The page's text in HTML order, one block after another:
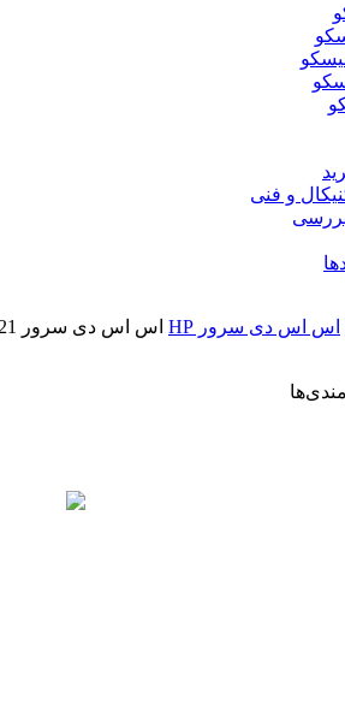
و فنی
اس اس دی سرور HP
اس اس دی سرور HP 240GB SATA 6G SFF (2.5in) SSD P05924-B21